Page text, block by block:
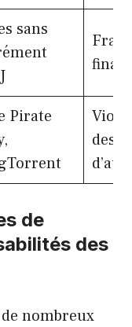
sans
Pirate
des
de
des
nombreux